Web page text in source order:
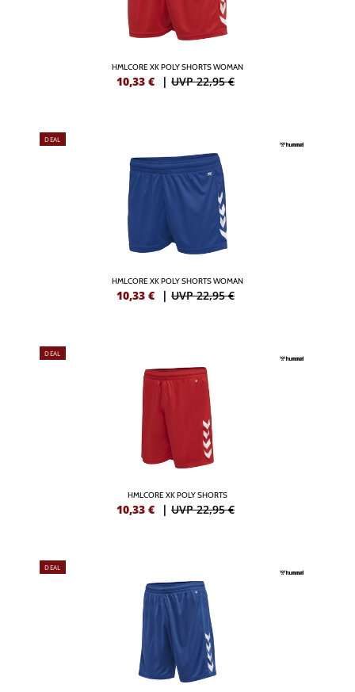
HMLCORE XK POLY SHORTS WOMAN
10,33 € | UVP 22,95 €
DEAL
HMLCORE XK POLY SHORTS WOMAN
10,33 € | UVP 22,95 €
DEAL
HMLCORE XK POLY SHORTS
10,33 € | UVP 22,95 €
DEAL